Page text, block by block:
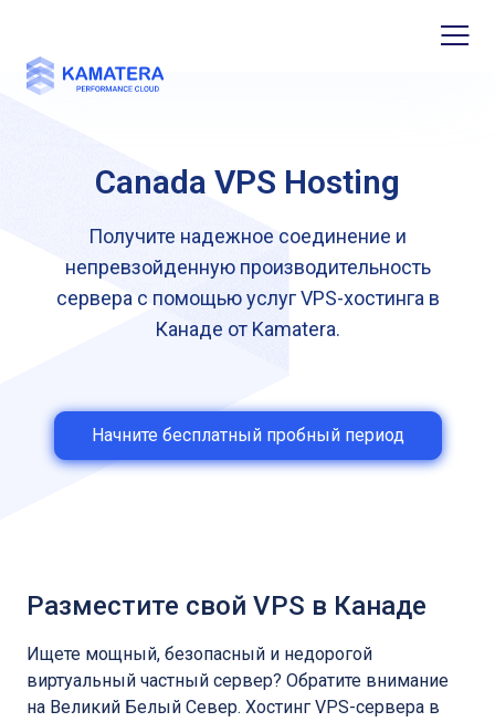
Canada VPS Hosting
Получите надежное соединение и
непревзойденную производительность
сервера с помощью услуг VPS-хостинга в
Канаде от Kamatera.
Начните бесплатный пробный период
Разместите свой VPS в Канаде
Ищете мощный, безопасный и недорогой
виртуальный частный сервер? Обратите внимание
на Великий Белый Север. Хостинг VPS-сервера в